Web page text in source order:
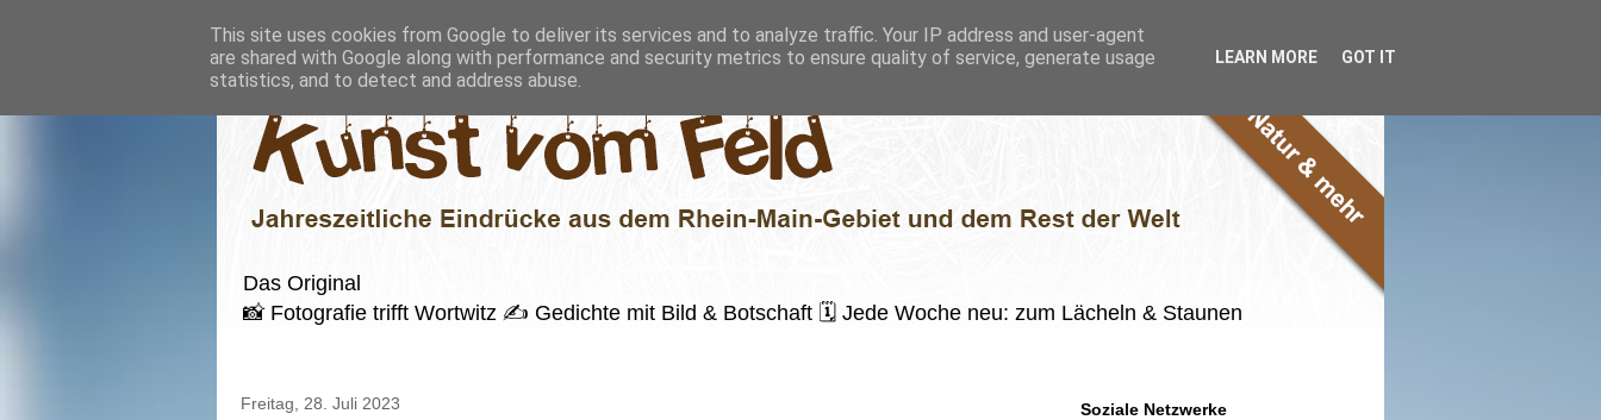
Das Original
📸 Fotografie trifft Wortwitz ✍️ Gedichte mit Bild & Botschaft 🗓 Jede Woche neu: zum Lächeln & Staunen
Freitag, 28. Juli 2023
Soziale Netzwerke
This site uses cookies from Google to deliver its services and to analyze traffic. Your IP address and user-agent
are shared with Google along with performance and security metrics to ensure quality of service, generate usage
statistics, and to detect and address abuse.
LEARN MORE GOT IT